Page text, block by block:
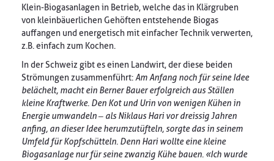
Klein-Biogasanlagen in Betrieb, welche das in Klärgruben
von kleinbäuerlichen Gehöften entstehende Biogas
auffangen und energetisch mit einfacher Technik verwerten,
z.B. einfach zum Kochen.
In der Schweiz gibt es einen Landwirt, der diese beiden
Strömungen zusammenführt: Am Anfang noch für seine Idee
belächelt, macht ein Berner Bauer erfolgreich aus Ställen
kleine Kraftwerke. Den Kot und Urin von wenigen Kühen in
Energie umwandeln – als Niklaus Hari vor dreissig Jahren
anfing, an dieser Idee herumzutüfteln, sorgte das in seinem
Umfeld für Kopfschütteln. Denn Hari wollte eine kleine
Biogasanlage nur für seine zwanzig Kühe bauen. «Ich wurde